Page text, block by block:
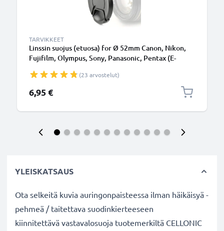
TARVIKKEET
Linssin suojus (etuosa) for Ø 52mm Canon, Nikon,
Fujifilm, Olympus, Sony, Panasonic, Pentax (E-
handle / Central Pinch Suojus Kansi
(23 arvostelut)
6,95 €
YLEISKATSAUS
Ota selkeitä kuvia auringonpaisteessa ilman häikäisyä -
pehmeä / taitettava suodinkierteeseen
kiinnitettävä vastavalosuoja tuotemerkiltä CELLONIC